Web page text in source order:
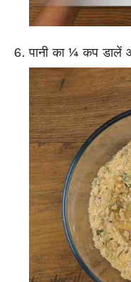
पानी का ¼ कप डालें